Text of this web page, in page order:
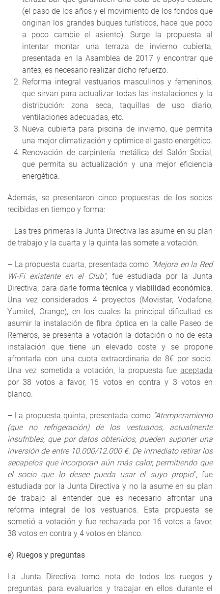
(el paso de los años y el movimiento de los fondos que
originan los grandes buques turísticos, hace que poco
a poco cambie el asiento). Surge la propuesta al
intentar montar una terraza de invierno cubierta,
presentada en la Asamblea de 2017 y encontrar que
antes, es necesario realizar dicho refuerzo.
Reforma integral vestuarios masculinos y femeninos,
que sirvan para actualizar todas las instalaciones y la
distribución: zona seca, taquillas de uso diario,
ventilaciones adecuadas, etc.
Nueva cubierta para piscina de invierno, que permita
una mejor climatización y optimice el gasto energético.
Renovación de carpintería metálica del Salón Social,
que permita su actualización y una mejor eficiencia
energética.
Además, se presentaron cinco propuestas de los socios
recibidas en tiempo y forma:
– Las tres primeras la Junta Directiva las asume en su plan
de trabajo y la cuarta y la quinta las somete a votación.
– La propuesta cuarta, presentada como “Mejora en la Red
Wi-Fi existente en el Club”, fue estudiada por la Junta
Directiva, para darle forma técnica yviabilidad económica.
Una vez considerados 4 proyectos (Movistar, Vodafone,
Yumitel, Orange), en los cuales la principal dificultad es
asumir la instalación de fibra óptica en la calle Paseo de
Remeros, se presenta a votación la dotación o no de esta
instalación que tiene un elevado coste y se propone
afrontarla con una cuota extraordinaria de 8€ por socio.
Una vez sometida a votación, la propuesta fue aceptada
por 38 votos a favor, 16 votos en contra y 3 votos en
blanco.
– La propuesta quinta, presentada como “Atemperamiento
(que no refrigeración) de los vestuarios, actualmente
insufribles, que por datos obtenidos, pueden suponer una
inversión de entre 10.000/12.000 €. De inmediato retirar los
secapelos que incorporan aún más calor, permitiendo que
el socio que lo desee pueda usar el suyo propio”, fue
estudiada por la Junta Directiva y no la asume en su plan
de trabajo al entender que es necesario afrontar una
reforma integral de los vestuarios. Esta propuesta se
sometió a votación y fue rechazada por 16 votos a favor,
38 votos en contra y 4 votos en blanco.
e) Ruegos y preguntas
La Junta Directiva tomo nota de todos los ruegos y
preguntas, para evaluarlos y trabajar en ellos durante el